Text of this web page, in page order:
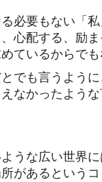
必要もない「
心配する、励
ているからで
でも言うよう
なかったよう
うな広い世界
があるという